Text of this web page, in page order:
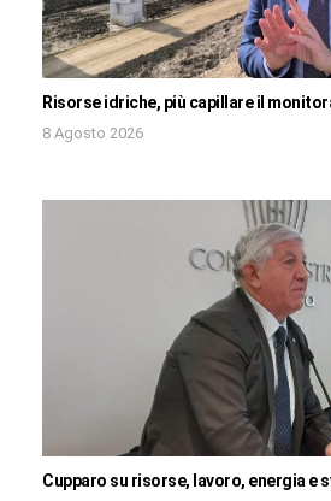
Risorse idriche, più capillare il
8 Agosto 2026
Cupparo su risorse, lavoro, energia e